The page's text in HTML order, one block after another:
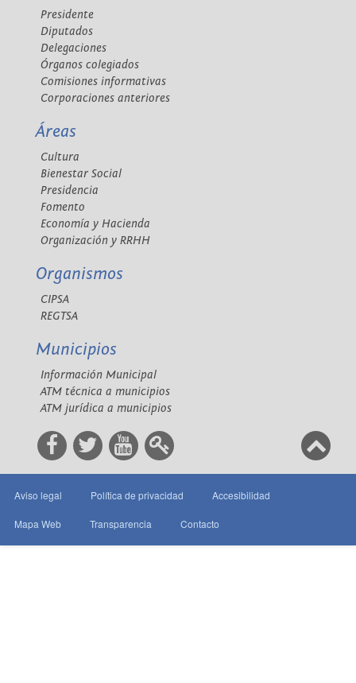
Presidente
Diputados
Delegaciones
Órganos colegiados
Comisiones informativas
Corporaciones anteriores
Áreas
Cultura
Bienestar Social
Presidencia
Fomento
Economía y Hacienda
Organización y RRHH
Organismos
CIPSA
REGTSA
Municipios
Información Municipal
ATM técnica a municipios
ATM jurídica a municipios
Aviso legal Política de privacidad Accesibilidad
Mapa Web Transparencia Contacto